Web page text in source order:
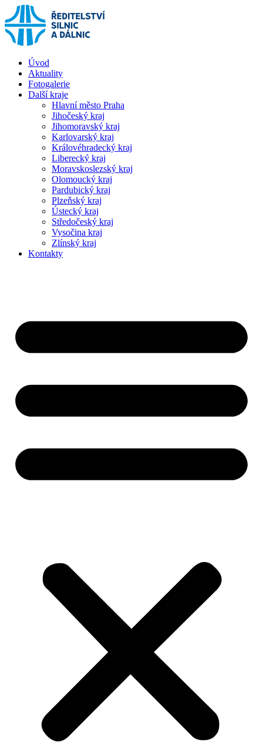
Úvod
Aktuality
Fotogalerie
Další kraje
Hlavní město Praha
Jihočeský kraj
Jihomoravský kraj
Karlovarský kraj
Královéhradecký kraj
Liberecký kraj
Moravskoslezský kraj
Olomoucký kraj
Pardubický kraj
Plzeňský kraj
Ústecký kraj
Středočeský kraj
Vysočina kraj
Zlínský kraj
Kontakty